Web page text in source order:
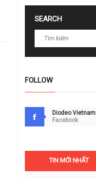
SEARCH
FOLLOW
Diodeo Vietnam
Facebook
TIN MỚI NHẤT